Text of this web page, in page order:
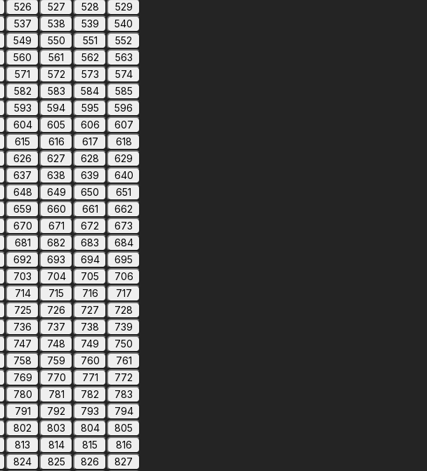
526 527 528
529
537 538 539
540
549 550 551
552
560 561 562
563
571 572 573
574
582 583 584
585
593 594 595
596
604 605 606
607
615 616 617
618
626 627 628
629
637 638 639
640
648 649 650
651
659 660 661
662
670 671 672
673
681 682 683
684
692 693 694
695
703 704 705
706
714 715 716
717
725 726 727
728
736 737 738
739
747 748 749
750
758 759 760
761
769 770 771
772
780 781 782
783
791 792 793
794
802 803 804
805
813 814 815
816
824 825 826
827